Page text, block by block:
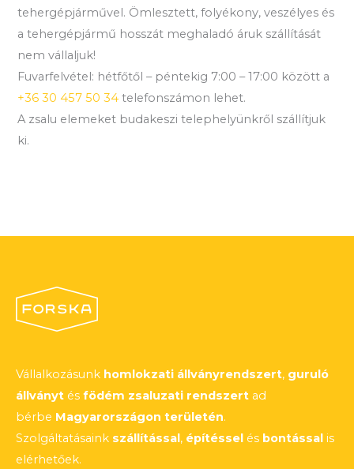
tehergépjárművel. Ömlesztett, folyékony, veszélyes és
a tehergépjármű hosszát meghaladó áruk szállítását
nem vállaljuk!
Fuvarfelvétel: hétfőtől – péntekig 7:00 – 17:00 között a
+36 30 457 50 34 telefonszámon lehet.
A zsalu elemeket budakeszi telephelyünkről szállítjuk
ki.
Vállalkozásunk homlokzati állványrendszert, guruló
állványt és födém zsaluzati rendszert ad
bérbe Magyarországon területén.
Szolgáltatásaink szállítással, építéssel és bontással is
elérhetőek.